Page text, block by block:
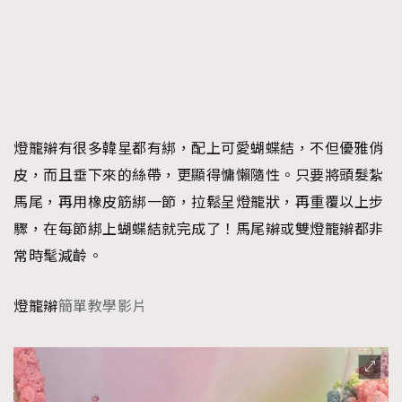
燈籠辮有很多韓星都有綁，配上可愛蝴蝶結，不但優雅俏
皮，而且垂下來的絲帶，更顯得慵懶隨性。只要將頭髮紮
馬尾，再用橡皮筋綁一節，拉鬆呈燈籠狀，再重覆以上步
驟，在每節綁上蝴蝶結就完成了！馬尾辮或雙燈籠辮都非
常時髦減齡。
燈籠辮簡單教學影片